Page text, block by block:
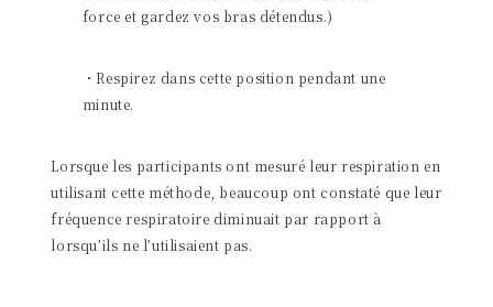
force et gardez vos bras détendus.)
・Respirez dans cette position pendant une
minute.
Lorsque les participants ont mesuré leur respiration en
utilisant cette méthode, beaucoup ont constaté que leur
fréquence respiratoire diminuait par rapport à
lorsqu’ils ne l’utilisaient pas.